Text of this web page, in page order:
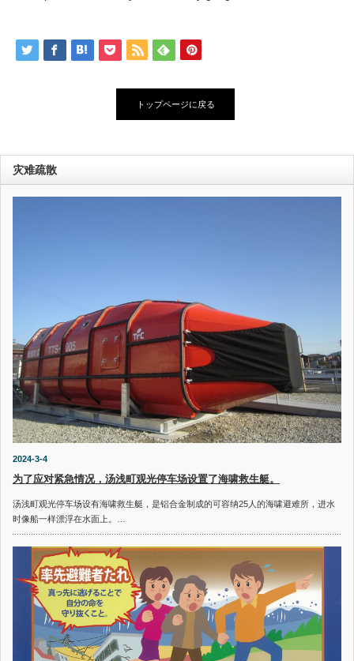
トップページに戻る
灾难疏散
2024-3-4
为了应对紧急情况，汤浅町观光停车场设置了海啸救生艇。
汤浅町观光停车场设有海啸救生艇，是铝合金制成的可容纳25人的海啸避难所，进水
时像船一样漂浮在水面上。…